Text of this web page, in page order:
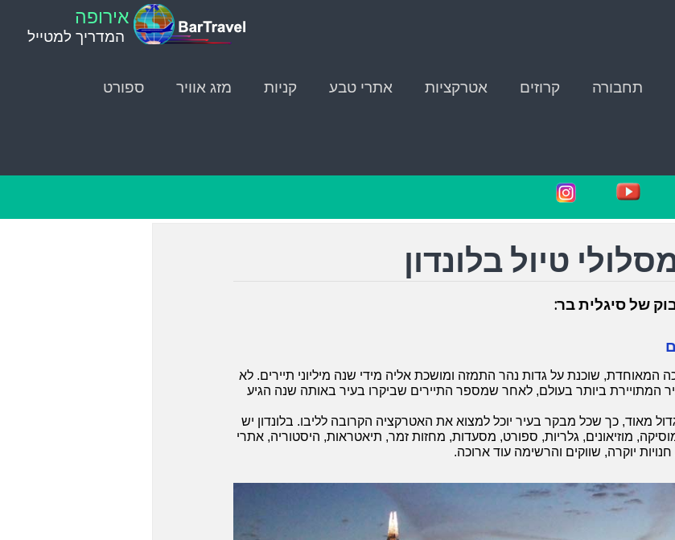
אירופה
המדריך למטייל
תחבורה קרוזים אטרקציות אתרי טבע קניות מזג אוויר ספורט
טיול בלונדון
של סיגלית בר:
המאוחדת, שוכנת על גדות נהר התמזה ומושכת אליה מידי שנה מיליוני תיירים. לא
הפכה לונדון בשנת 2012 לעיר המתויירת ביותר בעולם, לאחר שמספר התיירים שביקרו בעיר באותה שנה הגיע
מאוד, כך שכל מבקר בעיר יוכל למצוא את האטרקציה הקרובה לליבו. בלונדון יש
מוזיאונים, גלריות, ספורט, מסעדות, מחזות זמר, תיאטראות, היסטוריה, אתרי
יוקרה, שווקים והרשימה עוד ארוכה.